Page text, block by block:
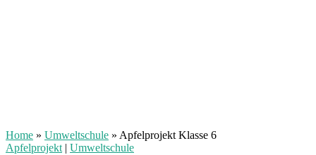
Home » Umweltschule » Apfelprojekt Klasse 6
Apfelprojekt | Umweltschule